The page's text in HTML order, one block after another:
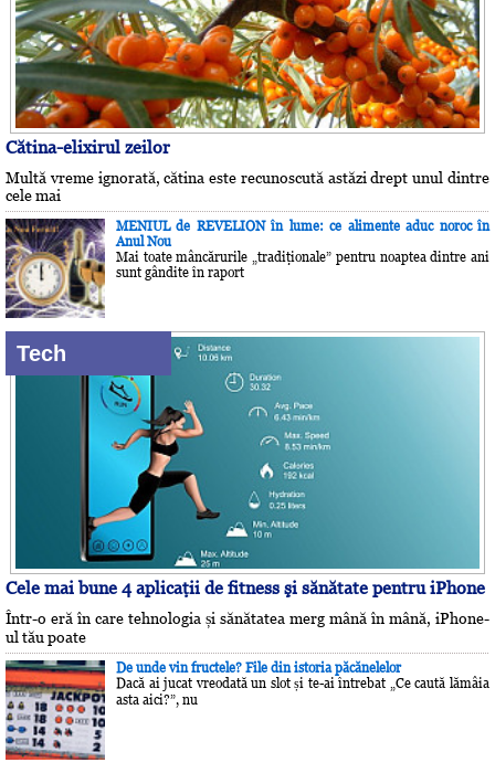
Cătina-elixirul zeilor
Multă vreme ignorată, cătina este recunoscută astăzi drept unul dintre
cele mai
MENIUL de REVELION în lume: ce alimente aduc noroc în
Anul Nou
Mai toate mâncărurile „tradiţionale” pentru noaptea dintre ani
sunt gândite în raport
Tech
Cele mai bune 4 aplicaţii de fitness şi sănătate pentru iPhone
Într-o eră în care tehnologia și sănătatea merg mână în mână, iPhone-
ul tău poate
De unde vin fructele? File din istoria păcănelelor
Dacă ai jucat vreodată un slot și te-ai întrebat „Ce caută lămâia
asta aici?”, nu